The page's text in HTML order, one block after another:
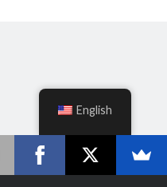
by Compete Themes
English